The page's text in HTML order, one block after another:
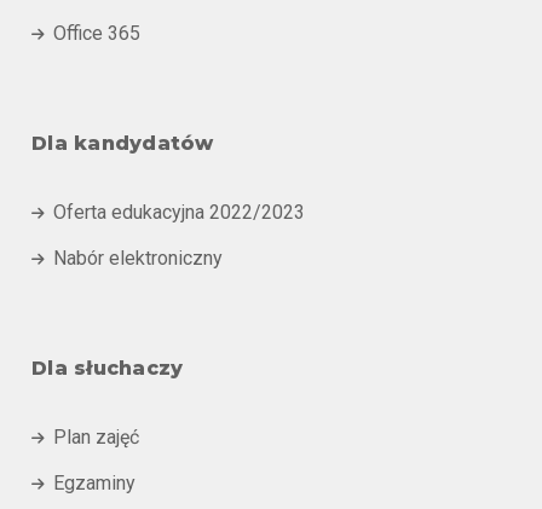
 Office 365
Dla kandydatów
 Oferta edukacyjna 2022/2023
 Nabór elektroniczny
Dla słuchaczy
 Plan zajęć
 Egzaminy